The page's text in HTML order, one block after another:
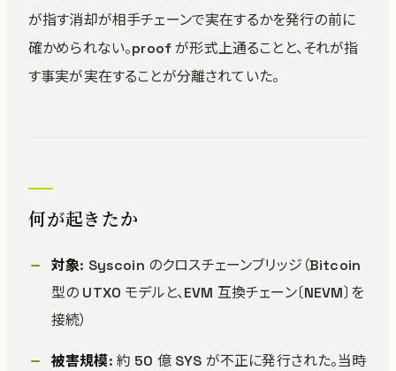
が指す消却が相手チェーンで実在するかを発行の前に
確かめられない。proof が形式上通ることと、それが指
す事実が実在することが分離されていた。
何が起きたか
対象: Syscoin のクロスチェーンブリッジ（Bitcoin
型の UTXO モデルと、EVM 互換チェーン〔NEVM〕を
接続）
被害規模: 約 50 億 SYS が不正に発行された。当時